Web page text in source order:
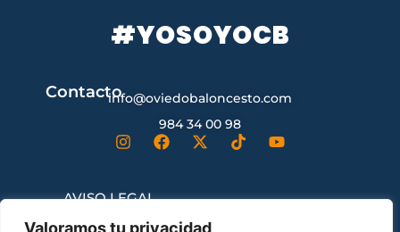
Valoramos tu privacidad
#YOSOYOCB
Contactoinfo@oviedobaloncesto.com
984 34 00 98
AVISO LEGAL